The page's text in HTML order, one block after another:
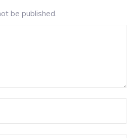
be published.